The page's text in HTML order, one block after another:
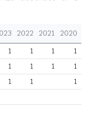
2022 2021
2020
1 1 1
1
1 1 1
1
1 1
1